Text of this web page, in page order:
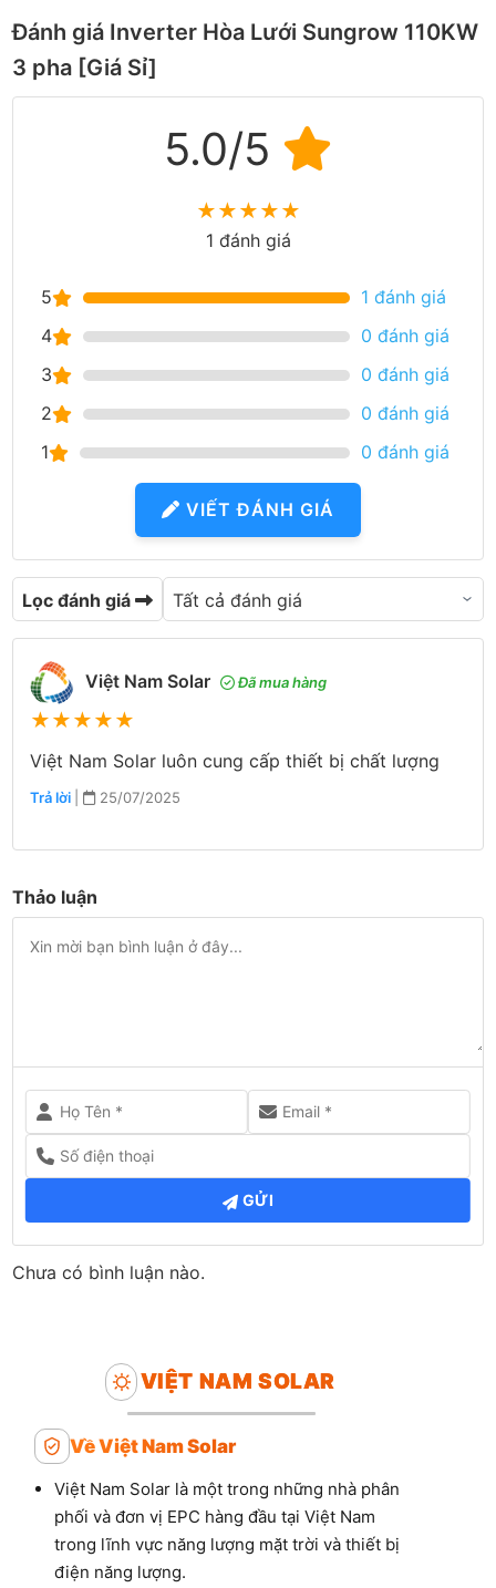
Đánh giá Inverter Hòa Lưới Sungrow 110KW
3 pha [Giá Sỉ]
5.0/5
★★★★★
1 đánh giá
5
1 đánh giá
4
0 đánh giá
3
0 đánh giá
2
0 đánh giá
1
0 đánh giá
VIẾT ĐÁNH GIÁ
Lọc đánh giá
Việt Nam Solar Đã mua hàng
★★★★★
Việt Nam Solar luôn cung cấp thiết bị chất lượng
Trả lời | 25/07/2025
Thảo luận
GỬI
Chưa có bình luận nào.
VIỆT NAM SOLAR
Về Việt Nam Solar
Việt Nam Solar là một trong những nhà phân
phối và đơn vị EPC hàng đầu tại Việt Nam
trong lĩnh vực năng lượng mặt trời và thiết bị
điện năng lượng.